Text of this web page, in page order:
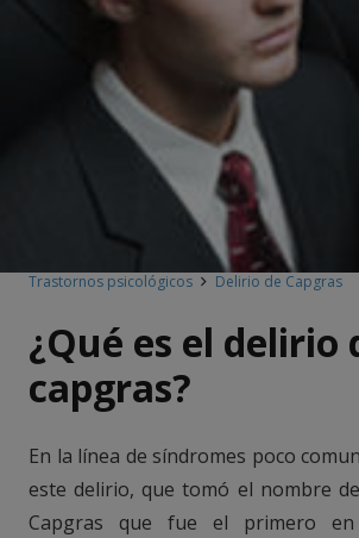
Trastornos psicológicos Delirio de Capgras
¿Qué es el delirio
capgras?
En la línea de síndromes poco
este delirio, que tomó el nombre
Capgras que fue el primero en